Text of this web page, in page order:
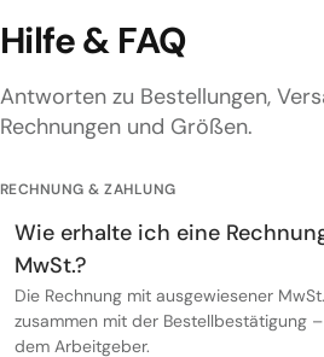
Hilfe & FAQ
Antworten zu Bestellungen,
Rechnungen und Größen.
RECHNUNG & ZAHLUNG
Wie erhalte ich eine
MwSt.?
Die Rechnung mit ausgewiesener
zusammen mit der Bestellbestätigung
dem Arbeitgeber.